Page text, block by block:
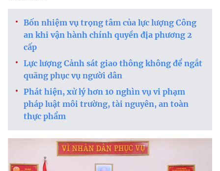
Bốn nhiệm vụ trọng tâm của lực lượng Công
an khi vận hành chính quyền địa phương 2
cấp
Lực lượng Cảnh sát giao thông không để ngắt
quãng phục vụ người dân
Phát hiện, xử lý hơn 10 nghìn vụ vi phạm
pháp luật môi trường, tài nguyên, an toàn
thực phẩm